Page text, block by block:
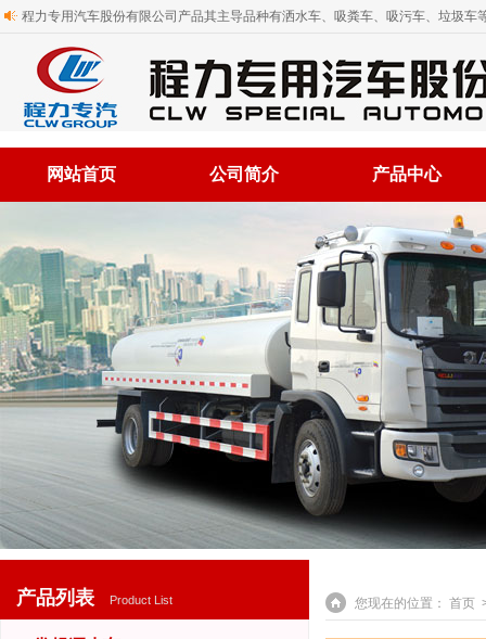
程力专用汽车股份有限公司产品其主导品种有洒水车、吸粪车、吸污车、垃圾车
网站首页 公司简介 产品中心
产品列表 Product List 您现在的位置： 首页